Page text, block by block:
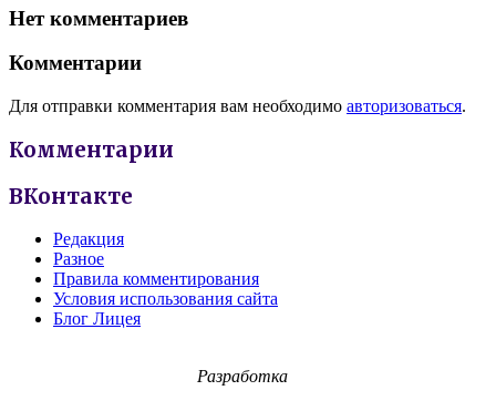
Нет комментариев
Комментарии
Для отправки комментария вам необходимо авторизоваться.
Комментарии
ВКонтакте
Редакция
Разное
Правила комментирования
Условия использования сайта
Блог Лицея
Разработка